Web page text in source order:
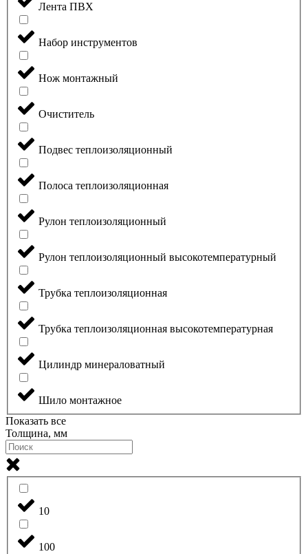
Лента ПВХ
Набор инструментов
Нож монтажный
Очиститель
Подвес теплоизоляционный
Полоса теплоизоляционная
Рулон теплоизоляционный
Рулон теплоизоляционный высокотемпературный
Трубка теплоизоляционная
Трубка теплоизоляционная высокотемпературная
Цилиндр минераловатный
Шило монтажное
Показать все
Толщина, мм
10
100